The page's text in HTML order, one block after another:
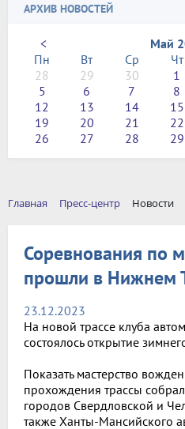
АРХИВ НОВОСТЕЙ
< Май
Пн
Вт Ср Чт
28
29 30 1
5
6 7 8
12
13 14 15
19
20 21 22
26
27 28 29
Главная Пресс-центр Новости
Соревнования по
прошли в Нижнем
23.12.2023
На новой трассе клуба
состоялось открытие
Показать мастерство
прохождения трассы
городов Свердловской и
также Ханты-Мансийского